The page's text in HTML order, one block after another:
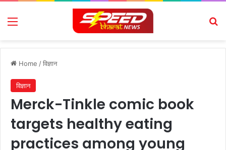
Menu
Home /विज्ञान
विज्ञान
Merck-Tinkle comic book
targets healthy eating
practices among young